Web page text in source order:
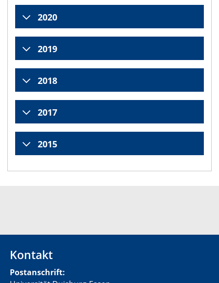
2020
2019
2018
2017
2015
Kontakt
Postanschrift: